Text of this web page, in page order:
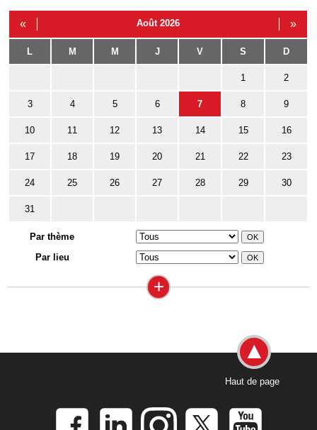
« Août 2026 »
L M M J V S D
1 2
3 4 5 6 7 8 9
10 11 12 13 14 15 16
17 18 19 20 21 22 23
24 25 26 27 28 29 30
31
Par thème
Par lieu
+
Haut de page